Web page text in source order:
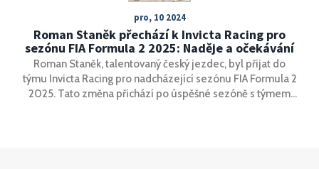
pro, 10 2024
Roman Staněk přechází k Invicta Racing pro
sezónu FIA Formula 2 2025: Naděje a očekávání
Roman Staněk, talentovaný český jezdec, byl přijat do
týmu Invicta Racing pro nadcházející sezónu FIA Formula 2
2025. Tato změna přichází po úspěšné sezóně s týmem